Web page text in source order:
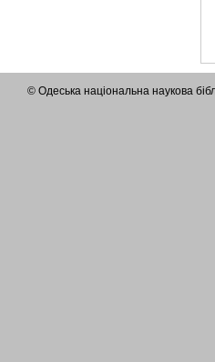
© Одеська національна наукова